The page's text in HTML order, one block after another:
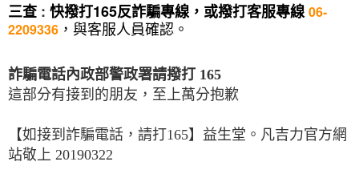
三查 : 快撥打165反詐騙專線，或撥打客服專線06-
2209336 ，與客服人員確認。
詐騙電話內政部警政署請撥打 165
這部分有接到的朋友，至上萬分抱歉
【如接到詐騙電話，請打165】益生堂。凡吉力官方網
站敬上 20190322